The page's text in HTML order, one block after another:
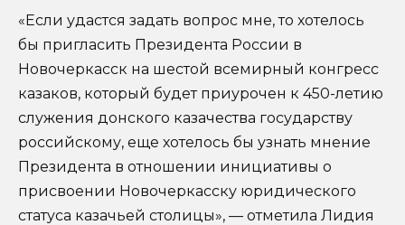
«Если удастся задать вопрос мне, то хотелось
бы пригласить Президента России в
Новочеркасск на шестой всемирный конгресс
казаков, который будет приурочен к 450-летию
служения донского казачества государству
российскому, еще хотелось бы узнать мнение
Президента в отношении инициативы о
присвоении Новочеркасску юридического
статуса казачьей столицы», — отметила Лидия